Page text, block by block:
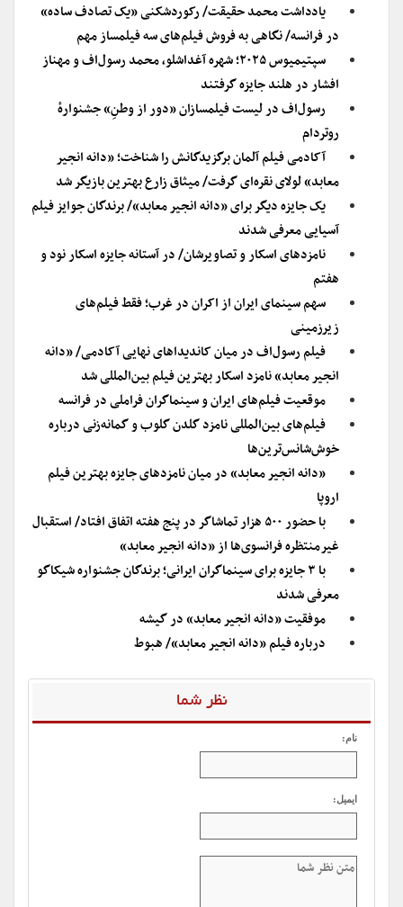
یادداشت محمد حقیقت/ رکوردشکنی «یک تصادف ساده»
در فرانسه/ نگاهی به فروش فیلم‌های سه فیلمساز مهم
سپتیمیوس ۲۰۲۵؛ شهره آغداشلو، محمد رسول‌اف و مهناز
افشار در هلند جایزه گرفتند
رسول‌اف در لیست فیلمسازان «دور از وطنِ» جشنوارهٔ
روتردام
آکادمی فیلم آلمان برگزیدگانش را شناخت؛ «دانه انجیر
معابد» لولای نقره‌ای گرفت/ میثاق زارع بهترین بازیگر شد
یک جایزه دیگر برای «دانه انجیر معابد»/ برندگان جوایز فیلم
آسیایی معرفی شدند
نامزدهای اسکار و تصاویرشان/ در آستانه جایزه اسکار نود و
هفتم
سهم سینمای ایران از اکران در غرب؛ فقط فیلم‌های
زیرزمینی
فیلم رسول‌‌اف در میان کاندیداهای نهایی آکادمی/ «دانه
انجیر معابد» نامزد اسکار بهترین فیلم بین‌المللی شد
موقعیت فیلم‌های ایران و سینماگران فراملی در فرانسه
فیلم‌های بین‌المللی نامزد گلدن گلوب و گمانه‌زنی درباره
خوش‌شانس‌ترین‌ها
«دانه انجیر معابد» در میان نامزدهای جایزه بهترین فیلم
اروپا
با حضور ۵۰۰ هزار تماشاگر در پنج هفته اتفاق افتاد/ استقبال
غیرمنتظره فرانسوی‌ها از «دانه انجیر معابد»
با ۳ جایزه برای سینماگران ایرانی؛ برندگان جشنواره شیکاگو
معرفی شدند
موفقیت «دانه انجیر معابد» در گیشه
درباره فیلم «دانه‌ انجیر معابد»/ هبوط
نظر شما
نام:
ایمیل: